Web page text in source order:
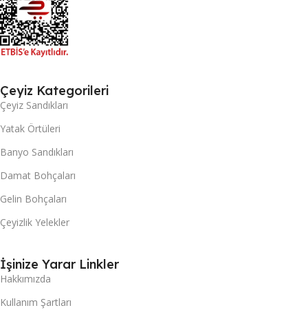
Çeyiz Kategorileri
Çeyiz Sandıkları
Yatak Örtüleri
Banyo Sandıkları
Damat Bohçaları
Gelin Bohçaları
Çeyizlik Yelekler
İşinize Yarar Linkler
Hakkımızda
Kullanım Şartları